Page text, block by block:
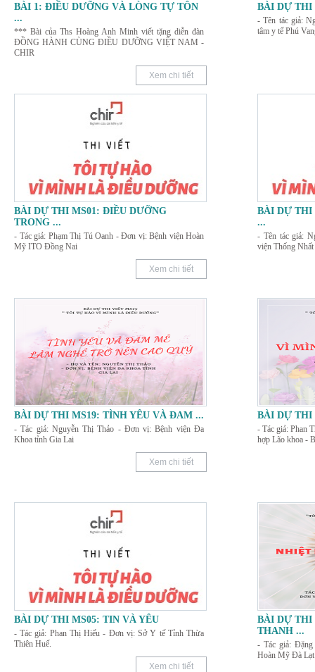
BÀI 1: ĐIỀU DƯỠNG VÀ LÒNG TỰ TÔN
...
*** Bài của Ths Hoàng Anh Minh viết tặng diễn đàn
ĐỒNG HÀNH CÙNG ĐIỀU DƯỠNG VIỆT NAM -
CHIR
Xem chi tiết
BÀI DỰ THI
- Tên tác giả:
tâm y tế Phú
BÀI DỰ THI MS01: ĐIỀU DƯỠNG
TRONG ...
- Tác giả: Phạm Thị Tú Oanh - Đơn vị: Bệnh viện Hoàn
Mỹ ITO Đồng Nai
Xem chi tiết
BÀI DỰ THI
...
- Tên tác giả:
viện Thống Nhất
BÀI DỰ THI MS19: TÌNH YÊU VÀ ĐAM ...
- Tác giả: Nguyễn Thị Thảo - Đơn vị: Bệnh viện Đa
Khoa tỉnh Gia Lai
Xem chi tiết
BÀI DỰ THI
- Tác giả: Phan
hợp Lão khoa -
BÀI DỰ THI MS05: TIN VÀ YÊU
- Tác giả: Phan Thị Hiếu - Đơn vị: Sở Y tế Tỉnh Thừa
Thiên Huế.
Xem chi tiết
BÀI DỰ THI
THANH ...
- Tác giả:
Hoàn Mỹ Đà Lạt